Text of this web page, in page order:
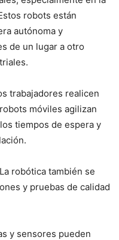
robots están
autónoma y
de un lugar a otro
trabajadores realicen
móviles agilizan
tiempos de espera y
La robótica también se
y pruebas de calidad
y sensores pueden